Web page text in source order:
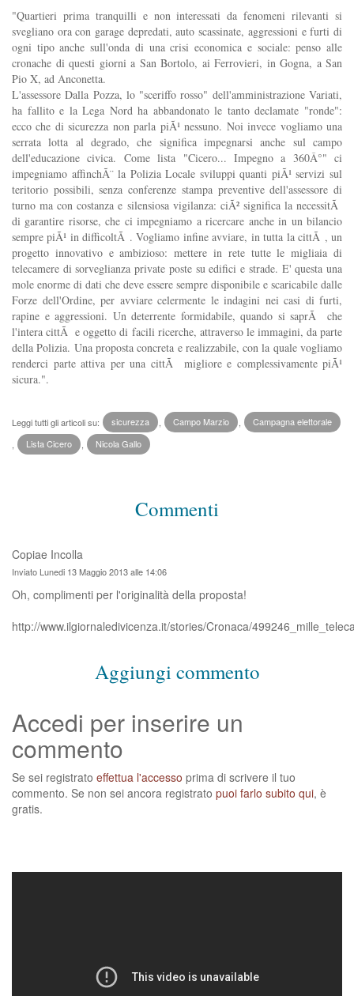
"Quartieri prima tranquilli e non interessati da fenomeni rilevanti si
svegliano ora con garage depredati, auto scassinate, aggressioni e furti di
ogni tipo anche sull'onda di una crisi economica e sociale: penso alle
cronache di questi giorni a San Bortolo, ai Ferrovieri, in Gogna, a San
Pio X, ad Anconetta.
L'assessore Dalla Pozza, lo "sceriffo rosso" dell'amministrazione Variati,
ha fallito e la Lega Nord ha abbandonato le tanto declamate "ronde":
ecco che di sicurezza non parla piÃ¹ nessuno. Noi invece vogliamo una
serrata lotta al degrado, che significa impegnarsi anche sul campo
dell'educazione civica. Come lista "Cicero... Impegno a 360Â°" ci
impegniamo affinchÃ¨ la Polizia Locale sviluppi quanti piÃ¹ servizi sul
teritorio possibili, senza conferenze stampa preventive dell'assessore di
turno ma con costanza e silensiosa vigilanza: ciÃ² significa la necessitÃ
di garantire risorse, che ci impegniamo a ricercare anche in un bilancio
sempre piÃ¹ in difficoltÃ . Vogliamo infine avviare, in tutta la cittÃ , un
progetto innovativo e ambizioso: mettere in rete tutte le migliaia di
telecamere di sorveglianza private poste su edifici e strade. E' questa una
mole enorme di dati che deve essere sempre disponibile e scaricabile dalle
Forze dell'Ordine, per avviare celermente le indagini nei casi di furti,
rapine e aggressioni. Un deterrente formidabile, quando si saprÃ che
l'intera cittÃ e oggetto di facili ricerche, attraverso le immagini, da parte
della Polizia. Una proposta concreta e realizzabile, con la quale vogliamo
renderci parte attiva per una cittÃ migliore e complessivamente piÃ¹
sicura.".
Leggi tutti gli articoli su: sicurezza Campo Marzio
Campagna elettorale
Lista Cicero Nicola Gallo
Commenti
Copiae Incolla
Inviato Lunedi 13 Maggio 2013 alle 14:06
Oh, complimenti per l'originalità della proposta!
http://www.ilgiornaledivicenza.it/stories/Cronaca/
Aggiungi commento
Accedi per inserire un
commento
Se sei registrato effettua l'accesso prima di scrivere il tuo
commento. Se non sei ancora registrato puoi farlo subito qui, è
gratis.